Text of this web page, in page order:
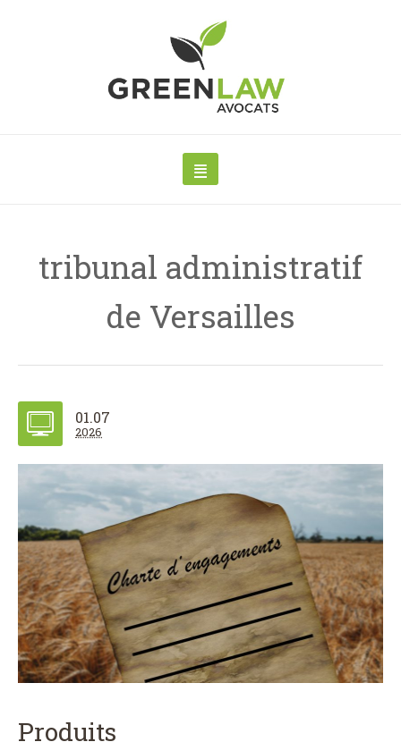
tribunal administratif
de Versailles
01.07
2026
Produits